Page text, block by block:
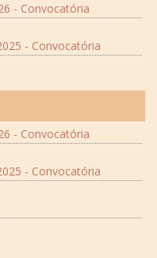
- Convocatória
- Convocatória
- Convocatória
- Convocatória